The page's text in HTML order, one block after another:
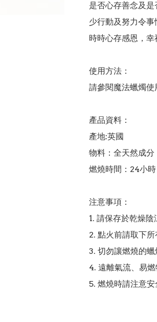
是否心存善念及
少行動及努力令事
時時心存感恩，幸
使用方法：
請參閱魔法蠟燭使
產品資料：
產地:英國
物料：全天然成分
燃燒時間：24小時
注意事項：
1. 請保存於乾燥陰
2. 點火前請取下所
3. 切勿讓燃燒的
4. 遠離氣流、易